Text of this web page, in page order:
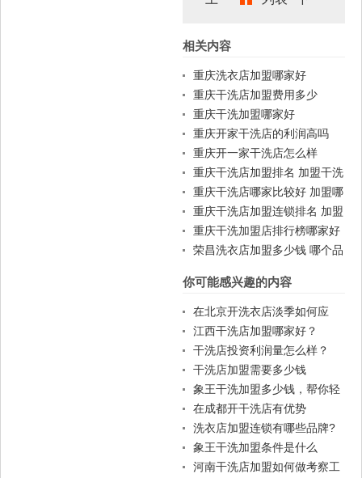
篇
相关内容
重庆洗衣店加盟哪家好
重庆干洗店加盟费用多少
重庆干洗加盟哪家好
重庆开家干洗店的利润高吗
重庆开一家干洗店怎么样
重庆干洗店加盟排名 加盟干洗
店一般费用
重庆干洗店哪家比较好 加盟哪
家好
重庆干洗店加盟连锁排名 加盟
赚钱吗
重庆干洗加盟店排行榜哪家好
荣昌洗衣店加盟多少钱 哪个品
你可能感兴趣的内容
在北京开洗衣店淡季如何应
对？
江西干洗店加盟哪家好？
干洗店投资利润量怎么样？
干洗店加盟需要多少钱
象王干洗加盟多少钱，帮你轻
松创业
在成都开干洗店有优势
洗衣店加盟连锁有哪些品牌?
象王干洗加盟条件是什么
河南干洗店加盟如何做考察工